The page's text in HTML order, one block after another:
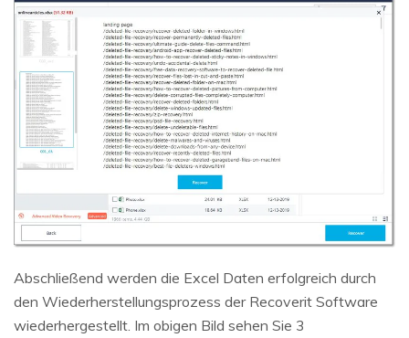
Abschließend werden die Excel Daten erfolgreich durch
den Wiederherstellungsprozess der Recoverit Software
wiederhergestellt. Im obigen Bild sehen Sie 3